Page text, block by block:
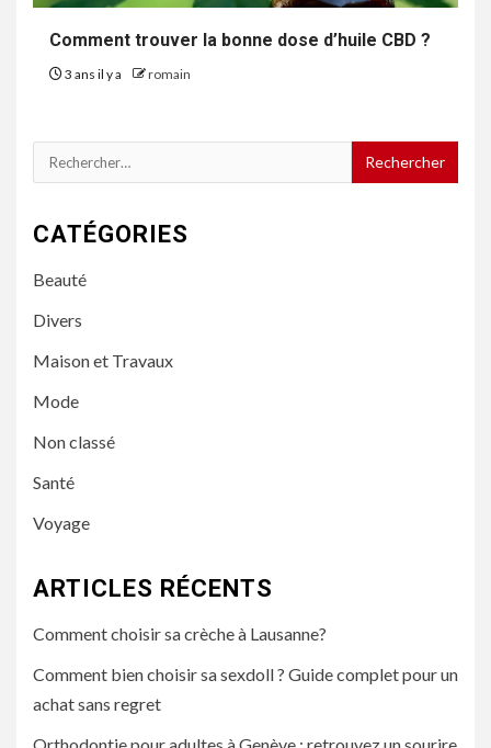
Comment trouver la bonne dose d’huile CBD ?
3 ans il y a romain
Rechercher :
CATÉGORIES
Beauté
Divers
Maison et Travaux
Mode
Non classé
Santé
Voyage
ARTICLES RÉCENTS
Comment choisir sa crèche à Lausanne?
Comment bien choisir sa sexdoll ? Guide complet pour un
achat sans regret